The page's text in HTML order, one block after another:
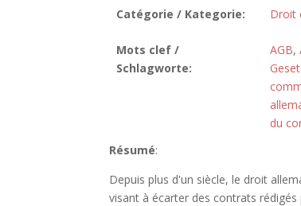
Catégorie / Kategorie: Droit
Mots clef /
Schlagworte:
AGB,
du
Résumé:
Depuis plus d'un siècle, le droit
visant à écarter des contrats